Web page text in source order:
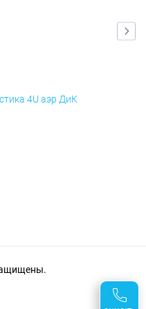
4U аэр ДиК